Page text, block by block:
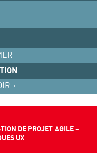
+
DE PROJET AGILE –
UX